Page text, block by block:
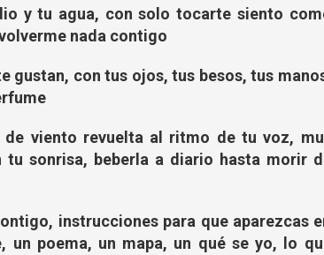
y tu agua, con solo tocarte siento
nada contigo
gustan, con tus ojos, tus besos, tus
viento revuelta al ritmo de tu voz,
sonrisa, beberla a diario hasta morir
instrucciones para que aparezcas
un poema, un mapa, un qué se yo, lo